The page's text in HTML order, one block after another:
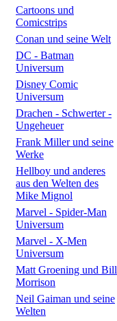
Cartoons und
Comicstrips
Conan und seine Welt
DC - Batman
Universum
Disney Comic
Universum
Drachen - Schwerter -
Ungeheuer
Frank Miller und seine
Werke
Hellboy und anderes
aus den Welten des
Mike Mignol
Marvel - Spider-Man
Universum
Marvel - X-Men
Universum
Matt Groening und Bill
Morrison
Neil Gaiman und seine
Welten